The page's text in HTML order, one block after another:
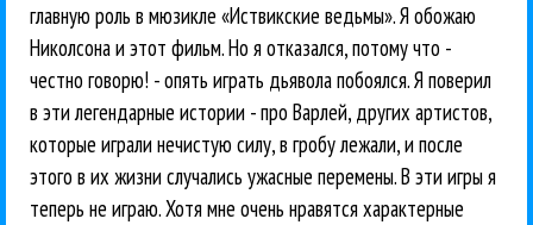
главную роль в мюзикле «Иствикские ведьмы». Я обожаю
Николсона и этот фильм. Но я отказался, потому что -
честно говорю! - опять играть дьявола побоялся. Я поверил
в эти легендарные истории - про Варлей, других артистов,
которые играли нечистую силу, в гробу лежали, и после
этого в их жизни случались ужасные перемены. В эти игры я
теперь не играю. Хотя мне очень нравятся характерные